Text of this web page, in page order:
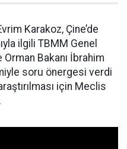
Karakoz, Çine’de
ilgili TBMM Genel
Orman Bakanı İbrahim
soru önergesi verdi
için Meclis